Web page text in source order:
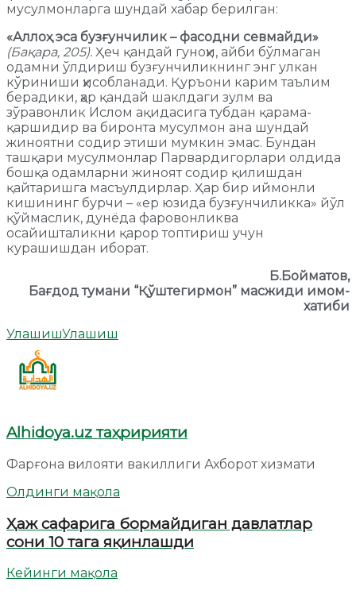
мусулмонларга шундай хабар берилган:
«Аллоҳ эса бузғунчилик – фасодни севмайди»
(Бақара, 205). Ҳеч қандай гуноҳи, айби бўлмаган
одамни ўлдириш бузғунчиликнинг энг улкан
кўриниши ҳисобланади. Қуръони карим таълим
берадики, ҳар қандай шаклдаги зулм ва
зўравонлик Ислом ақидасига тубдан қарама-
қаршидир ва биронта мусулмон ана шундай
жиноятни содир этиши мумкин эмас. Бундан
ташқари мусулмонлар Парвардигорлари олдида
бошқа одамларни жиноят содир қилишдан
қайтаришга масъулдирлар. Ҳар бир иймонли
кишининг бурчи – «ер юзида бузғунчиликка» йўл
қўймаслик, дунёда фаровонликва
осайишталикни қарор топтириш учун
курашишдан иборат.
Б.Бойматов,
Бағдод тумани “Қўштегирмон” масжиди имом-
хатиби
УлашишУлашиш
Alhidoya.uz таҳририяти
Фарғона вилояти вакиллиги Ахборот хизмати
Олдинги мақола
Ҳаж сафарига бормайдиган давлатлар
сони 10 тага яқинлашди
Кейинги мақола